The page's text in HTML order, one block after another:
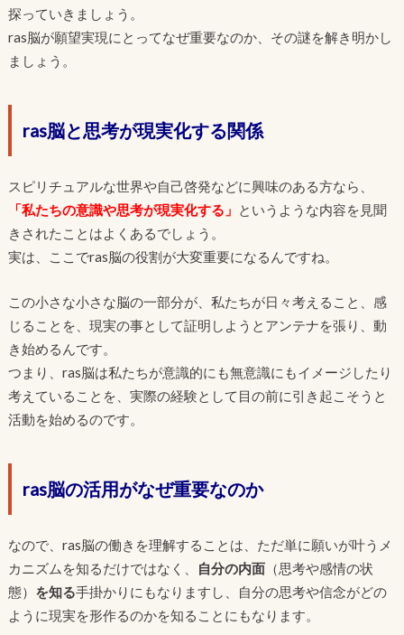
探っていきましょう。
ras脳が願望実現にとってなぜ重要なのか、その謎を解き明かし
ましょう。
ras脳と思考が現実化する関係
スピリチュアルな世界や自己啓発などに興味のある方なら、
「私たちの意識や思考が現実化する」 というような内容を見聞
きされたことはよくあるでしょう。
実は、ここでras脳の役割が大変重要になるんですね。
この小さな小さな脳の一部分が、私たちが日々考えること、感
じることを、現実の事として証明しようとアンテナを張り、動
き始めるんです。
つまり、ras脳は私たちが意識的にも無意識にもイメージしたり
考えていることを、実際の経験として目の前に引き起こそうと
活動を始めるのです。
ras脳の活用がなぜ重要なのか
なので、ras脳の働きを理解することは、ただ単に願いが叶うメ
カニズムを知るだけではなく、
自分の内面（思考や感情の状
態） を知る手掛かりにもなりますし、自分の思考や信念がどの
ように現実を形作るのかを知ることにもなります。